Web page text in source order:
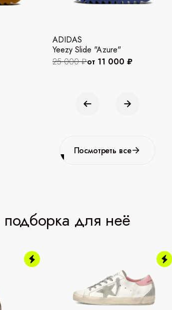
ADIDAS
Yeezy Slide "Azure"
25 000 ₽от 11 000 ₽
Посмотреть все
для неё